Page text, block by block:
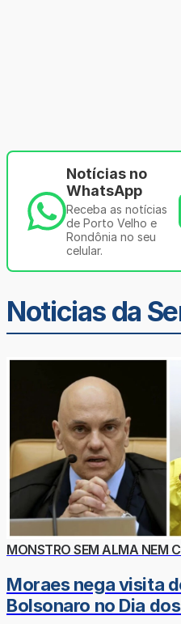
Notícias no
WhatsApp
Receba as notícias
de Porto Velho e
Rondônia no seu
celular.
Noticias da
MONSTRO SEM ALMA NEM
Moraes nega visita
Bolsonaro no Dia